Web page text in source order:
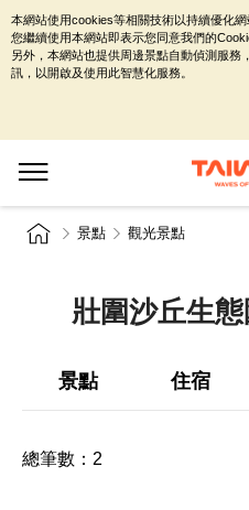
景點 觀光景點
壯圍沙丘生
景點 住宿
總筆數： 2
本網站使用cookies等相關技術以持續優化
您繼續使用本網站即表示您同意我們的
另外，本網站也提供周邊景點自動偵測服務
訊，以開啟及使用此智慧化服務。